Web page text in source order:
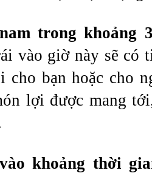
vào giờ này sẽ có
bạn hoặc cho
lợi được mang
khoảng thời